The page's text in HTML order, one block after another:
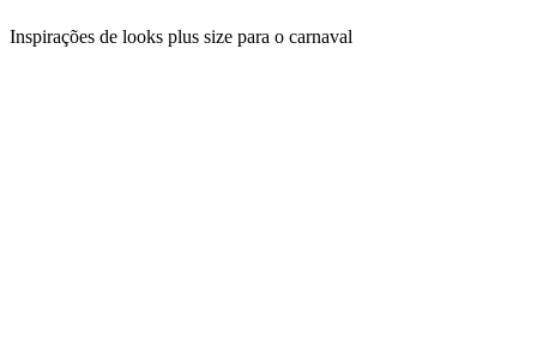
Inspirações de looks plus size para o carnaval